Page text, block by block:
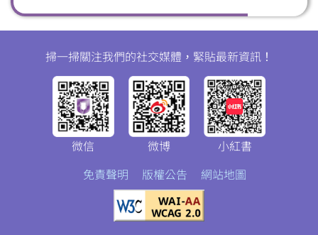
免責聲明 版權公告 網站地圖
掃一掃關注我們的社交媒體，緊貼最新資訊！
微信 微博 小紅書